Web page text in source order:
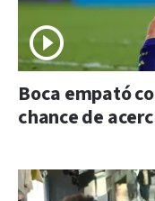
Boca empató
chance de